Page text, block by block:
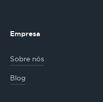
Empresa
Sobre nós
Blog